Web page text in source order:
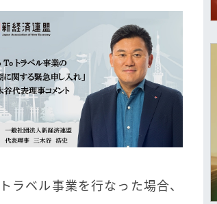
ベル事業を行なった場合、